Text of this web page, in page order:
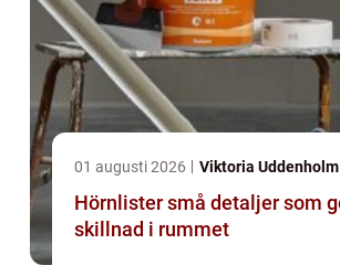
01 augusti 2026 Viktoria Uddenholm
Hörnlister små detaljer som gör stor
skillnad i rummet